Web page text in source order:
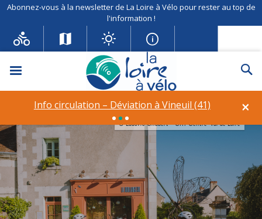
Abonnez-vous à la newsletter de La Loire à Vélo pour rester au top de
l'information !
Menu
×
Info circulation – Déviation à Vineuil (41)
© Ludovic Chabert - CRT Centre-Val de Loire